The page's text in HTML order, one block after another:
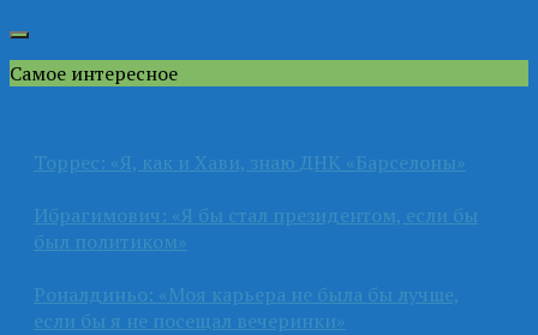
Самое интересное
Торрес: «Я, как и Хави, знаю ДНК «Барселоны»
Ибрагимович: «Я бы стал президентом, если бы
был политиком»
Роналдиньо: «Моя карьера не была бы лучше,
если бы я не посещал вечеринки»